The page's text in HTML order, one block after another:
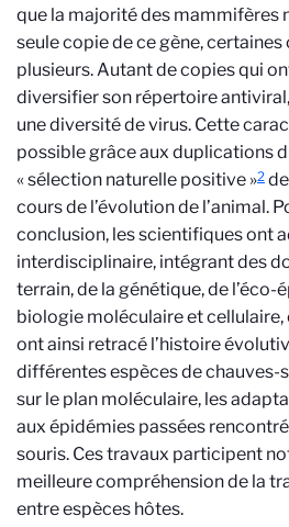
que la majorité des mammifères
seule copie de ce gène,
plusieurs. Autant de copies qui
diversifier son répertoire
une diversité de virus. Cette
possible grâce aux duplications
« sélection naturelle positive »2
cours de l’évolution de l’animal.
conclusion, les scientifiques ont
interdisciplinaire, intégrant des
terrain, de la génétique, de l’éco-
biologie moléculaire et cellulaire,
ont ainsi retracé l’histoire
différentes espèces de chauves-
sur le plan moléculaire, les
aux épidémies passées
souris. Ces travaux participent
meilleure compréhension de la
entre espèces hôtes.